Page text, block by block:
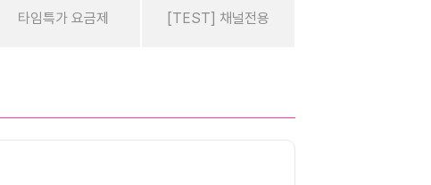
타임특가 요금제 [TEST] 채널전용